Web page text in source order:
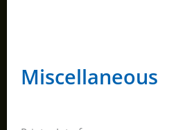
Miscellaneous